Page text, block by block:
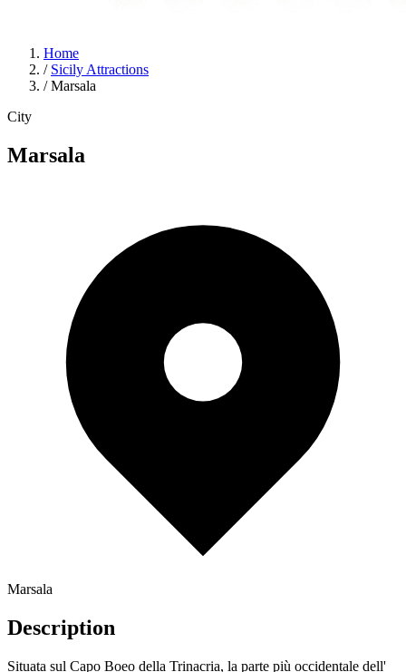
Home
/ Sicily Attractions
/ Marsala
City
Marsala
Marsala
Description
Situata sul Capo Boeo della Trinacria, la parte più occidentale dell'